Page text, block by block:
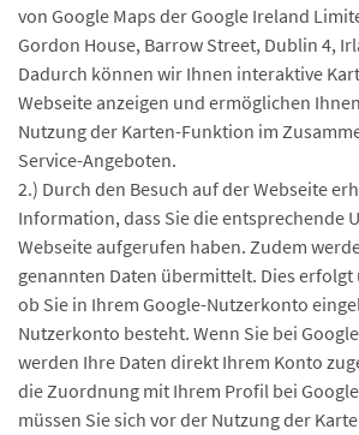
von Google Maps der Google Ireland
Gordon House, Barrow Street, Dublin 4,
Dadurch können wir Ihnen interaktive
Webseite anzeigen und ermöglichen
Nutzung der Karten-Funktion im
Service-Angeboten.
2.) Durch den Besuch auf der Webseite
Information, dass Sie die entsprechende
Webseite aufgerufen haben. Zudem
genannten Daten übermittelt. Dies
ob Sie in Ihrem Google-Nutzerkonto
Nutzerkonto besteht. Wenn Sie bei
werden Ihre Daten direkt Ihrem Konto
die Zuordnung mit Ihrem Profil bei
müssen Sie sich vor der Nutzung der